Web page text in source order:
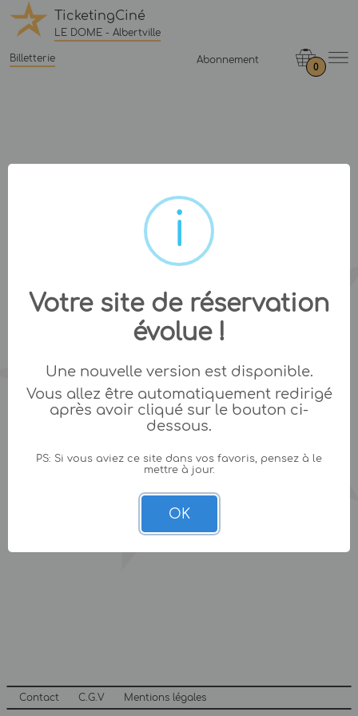
TicketingCiné
LE DOME - Albertville
Billetterie Abonnement
0
Contact C.G.V Mentions légales
Votre site de réservation
évolue !
Une nouvelle version est disponible.
Vous allez être automatiquement redirigé
après avoir cliqué sur le bouton ci-
dessous.
PS: Si vous aviez ce site dans vos favoris, pensez à le
mettre à jour.
OK